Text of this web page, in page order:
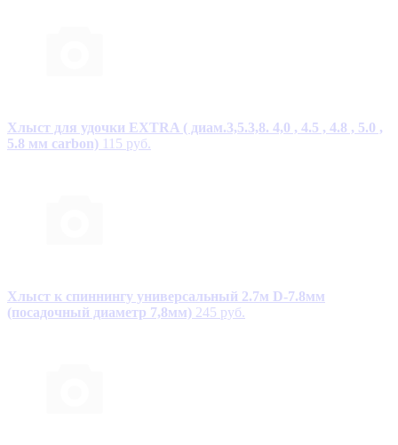
Хлыст для удочки EXTRA ( диам.3,5.3,8. 4,0 , 4.5 , 4.8 , 5.0 ,
5.8 мм carbon) 115 руб.
Хлыст к спиннингу универсальный 2.7м D-7.8мм
(посадочный диаметр 7,8мм) 245 руб.